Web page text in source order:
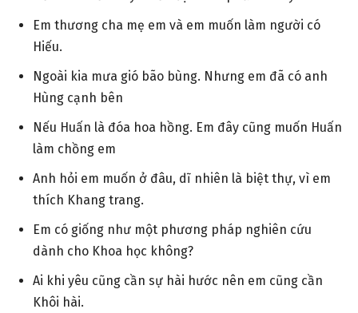
Em thương cha mẹ em và em muốn làm người có
Hiếu.
Ngoài kia mưa gió bão bùng. Nhưng em đã có anh
Hùng cạnh bên
Nếu Huấn là đóa hoa hồng. Em đây cũng muốn Huấn
làm chồng em
Anh hỏi em muốn ở đâu, dĩ nhiên là biệt thự, vì em
thích Khang trang.
Em có giống như một phương pháp nghiên cứu
dành cho Khoa học không?
Ai khi yêu cũng cần sự hài hước nên em cũng cần
Khôi hài.